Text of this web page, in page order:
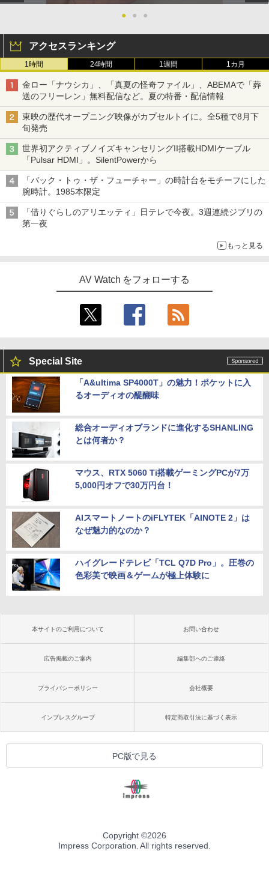
● ● ●
アクセスランキング
1時間 24時間 1週間 1カ月
金ロー「ナウシカ」、「真夏の怪奇ファイル」、ABEMAで「葬
送のフリーレン」無料配信など。夏の特番・配信情報
東映の歴代オープニング映像がカプセルトイに。全5種で8月下
旬発売
世界初アクティブノイズキャンセリングII搭載HDMIケーブル
「Pulsar HDMI」。SilentPowerから
「バック・トゥ・ザ・フューチャー」の時計台をモチーフにした
腕時計。1985本限定
「借りぐらしのアリエッティ」日テレで今夜。3週連続ジブリの
第一夜
もっと見る
AV Watch をフォローする
Special Site
「A&ultima SP4000T」の魅力！ポケットに入
るオーディオの醍醐味
総合オーディオブランドに進化するSHANLING
とは何者か？
マウス、RTX 5060 Ti搭載ゲーミングPCが7万
5,000円オフで30万円台！
AIスマートノートのiFLYTEK「AINOTE 2」は
なぜ魅力的なのか？
ハイグレードテレビ「TCL Q7D Pro」。圧巻の
色彩美で映画＆ゲームが極上体験に
本サイトのご利用について お問い合わせ
広告掲載のご案内 編集部へのご連絡
プライバシーポリシー 会社概要
インプレスグループ 特定商取引法に基づく表示
PC版で見る
Copyright ©2026
Impress Corporation. All rights reserved.